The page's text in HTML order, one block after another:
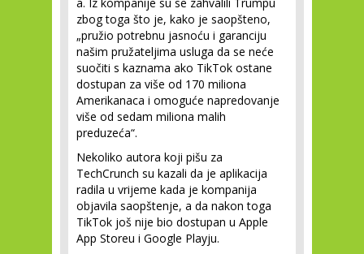
zbog toga što je, kako je saopšteno,
„pružio potrebnu jasnoću i garanciju
našim pružateljima usluga da se neće
suočiti s kaznama ako TikTok ostane
dostupan za više od 170 miliona
Amerikanaca i omoguće napredovanje
više od sedam miliona malih
preduzeća“.
Nekoliko autora koji pišu za
TechCrunch su kazali da je aplikacija
radila u vrijeme kada je kompanija
objavila saopštenje, a da nakon toga
TikTok još nije bio dostupan u Apple
App Storeu i Google Playju.